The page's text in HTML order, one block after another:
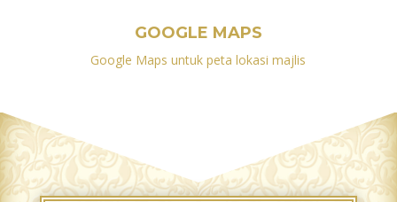
GOOGLE MAPS
Google Maps untuk peta lokasi majlis